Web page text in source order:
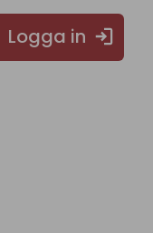
Logga in